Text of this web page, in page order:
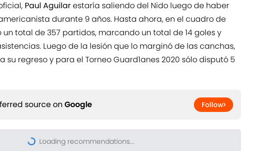
Paul Aguilarestaría saliendo del Nido luego de haber
durante 9 años. Hasta ahora, en el cuadro de
total de 357 partidos, marcando un total de 14 goles y
Luego de la lesión que lo marginó de las canchas,
regreso y para el Torneo Guard1anes 2020 sólo disputó 5
source on Google Follow